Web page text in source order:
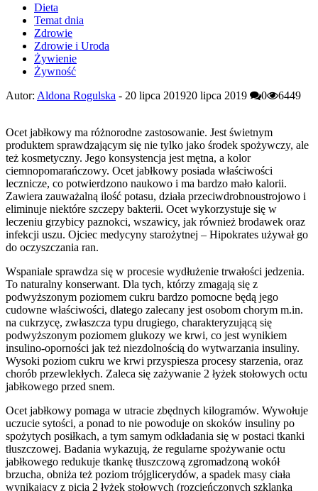
Dieta
Temat dnia
Zdrowie
Zdrowie i Uroda
Żywienie
Żywność
Autor: Aldona Rogulska - 20 lipca 201920 lipca 2019 0 6449
Ocet jabłkowy ma różnorodne zastosowanie. Jest świetnym
produktem sprawdzającym się nie tylko jako środek spożywczy, ale
też kosmetyczny. Jego konsystencja jest mętna, a kolor
ciemnopomarańczowy. Ocet jabłkowy posiada właściwości
lecznicze, co potwierdzono naukowo i ma bardzo mało kalorii.
Zawiera zauważalną ilość potasu, działa przeciwdrobnoustrojowo i
eliminuje niektóre szczepy bakterii. Ocet wykorzystuje się w
leczeniu grzybicy paznokci, wszawicy, jak również brodawek oraz
infekcji uszu. Ojciec medycyny starożytnej – Hipokrates używał go
do oczyszczania ran.
Wspaniale sprawdza się w procesie wydłużenie trwałości jedzenia.
To naturalny konserwant. Dla tych, którzy zmagają się z
podwyższonym poziomem cukru bardzo pomocne będą jego
cudowne właściwości, dlatego zalecany jest osobom chorym m.in.
na cukrzycę, zwłaszcza typu drugiego, charakteryzującą się
podwyższonym poziomem glukozy we krwi, co jest wynikiem
insulino-oporności jak też niezdolnością do wytwarzania insuliny.
Wysoki poziom cukru we krwi przyspiesza procesy starzenia, oraz
chorób przewlekłych. Zaleca się zażywanie 2 łyżek stołowych octu
jabłkowego przed snem.
Ocet jabłkowy pomaga w utracie zbędnych kilogramów. Wywołuje
uczucie sytości, a ponad to nie powoduje on skoków insuliny po
spożytych posiłkach, a tym samym odkładania się w postaci tkanki
tłuszczowej. Badania wykazują, że regularne spożywanie octu
jabłkowego redukuje tkankę tłuszczową zgromadzoną wokół
brzucha, obniża też poziom trójglicerydów, a spadek masy ciała
wynikający z picia 2 łyżek stołowych (rozcieńczonych szklanką